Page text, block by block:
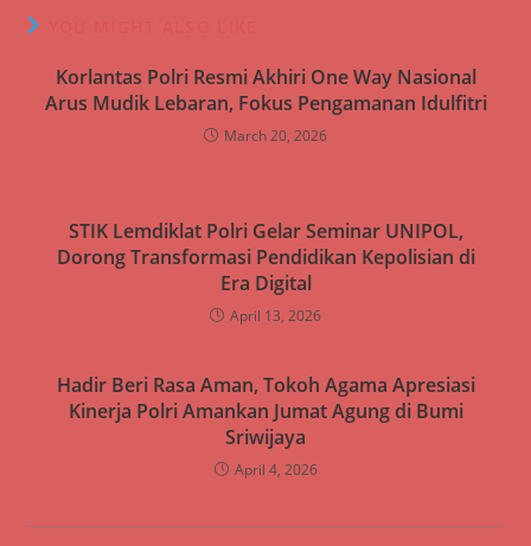
Korlantas Polri Resmi Akhiri One Way Nasional
Arus Mudik Lebaran, Fokus Pengamanan Idulfitri
March 20, 2026
STIK Lemdiklat Polri Gelar Seminar UNIPOL,
Dorong Transformasi Pendidikan Kepolisian di
Era Digital
April 13, 2026
Hadir Beri Rasa Aman, Tokoh Agama Apresiasi
Kinerja Polri Amankan Jumat Agung di Bumi
Sriwijaya
April 4, 2026